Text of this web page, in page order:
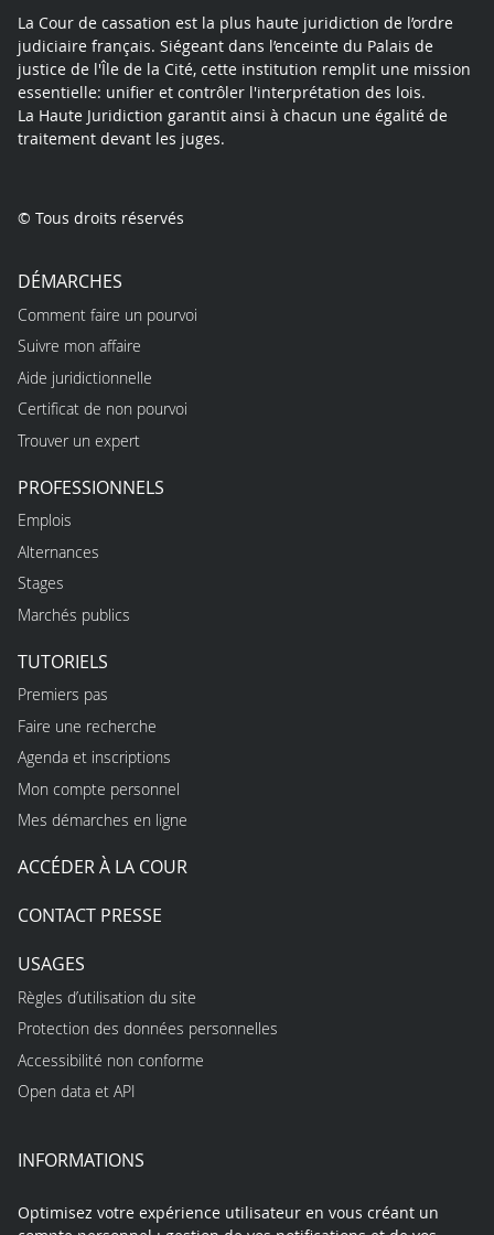
La Cour de cassation est la plus haute juridiction de l’ordre
judiciaire français. Siégeant dans l’enceinte du Palais de
justice de l'Île de la Cité, cette institution remplit une mission
essentielle: unifier et contrôler l'interprétation des lois.
La Haute Juridiction garantit ainsi à chacun une égalité de
traitement devant les juges.
© Tous droits réservés
DÉMARCHES
Comment faire un pourvoi
Suivre mon affaire
Aide juridictionnelle
Certificat de non pourvoi
Trouver un expert
PROFESSIONNELS
Emplois
Alternances
Stages
Marchés publics
TUTORIELS
Premiers pas
Faire une recherche
Agenda et inscriptions
Mon compte personnel
Mes démarches en ligne
ACCÉDER À LA COUR
CONTACT PRESSE
USAGES
Règles d’utilisation du site
Protection des données personnelles
Accessibilité non conforme
Open data et API
INFORMATIONS
Optimisez votre expérience utilisateur en vous créant un